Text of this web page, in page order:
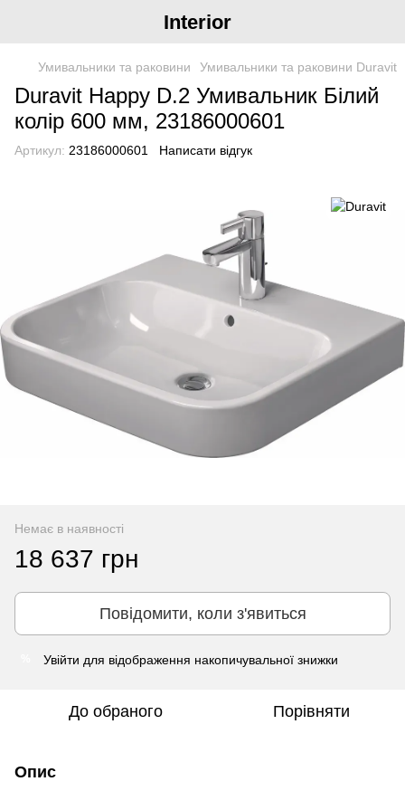
Interior
Умивальники та раковини Умивальники та раковини Duravit
Duravit Happy D.2 Умивальник Білий
колір 600 мм, 23186000601
Артикул: 23186000601 Написати відгук
Немає в наявності
18 637 грн
Повідомити, коли з'явиться
Увійти для відображення накопичувальної знижки
До обраного Порівняти
Опис